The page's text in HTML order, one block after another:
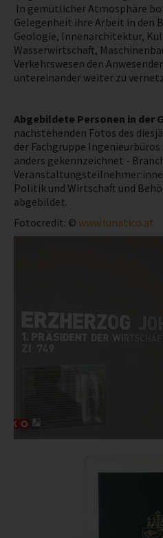
In gemütlicher Atmosphäre
Gelegenheit ihre Arbeit in den
Geologie, Innenarchitektur,
Wasserwirtschaft,
Verkehrswesen den
untereinander weiter zu
Abgebildete Personen in der
nachstehenden Fotos des
der Fachgruppe
anders gekennzeichnet -
Politik und Wirtschaft und
abgebildet.
Fotocredit: © www.lunatico.at